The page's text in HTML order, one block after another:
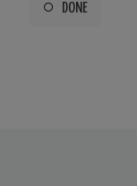
DONE